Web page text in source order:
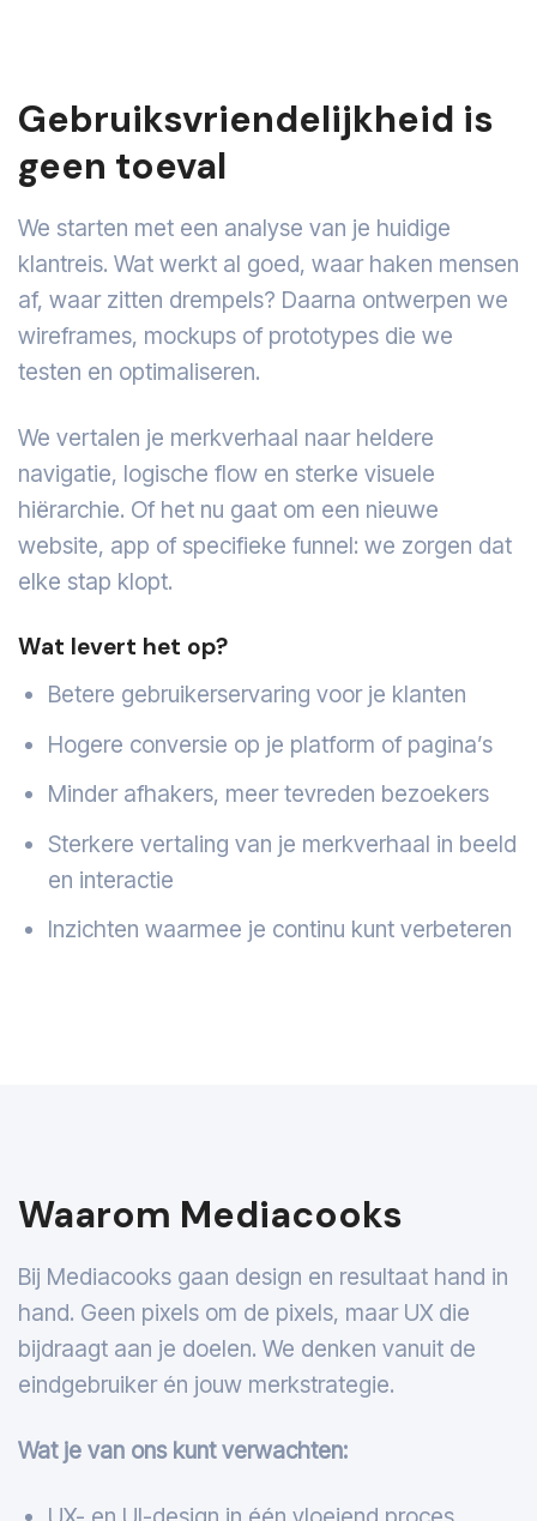
Gebruiksvriendelijkheid is
geen toeval
We starten met een analyse van je huidige
klantreis. Wat werkt al goed, waar haken mensen
af, waar zitten drempels? Daarna ontwerpen we
wireframes, mockups of prototypes die we
testen en optimaliseren.
We vertalen je merkverhaal naar heldere
navigatie, logische flow en sterke visuele
hiërarchie. Of het nu gaat om een nieuwe
website, app of specifieke funnel: we zorgen dat
elke stap klopt.
Wat levert het op?
Betere gebruikerservaring voor je klanten
Hogere conversie op je platform of pagina’s
Minder afhakers, meer tevreden bezoekers
Sterkere vertaling van je merkverhaal in beeld
en interactie
Inzichten waarmee je continu kunt verbeteren
Waarom Mediacooks
Bij Mediacooks gaan design en resultaat hand in
hand. Geen pixels om de pixels, maar UX die
bijdraagt aan je doelen. We denken vanuit de
eindgebruiker én jouw merkstrategie.
Wat je van ons kunt verwachten: